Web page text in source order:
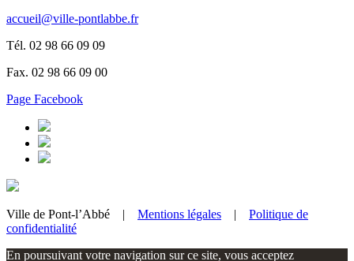
accueil@ville-pontlabbe.fr
Tél. 02 98 66 09 09
Fax. 02 98 66 09 00
Page Facebook
Ville de Pont-l’Abbé | Mentions légales
Politique de
confidentialité
En poursuivant votre navigation sur ce site, vous acceptez